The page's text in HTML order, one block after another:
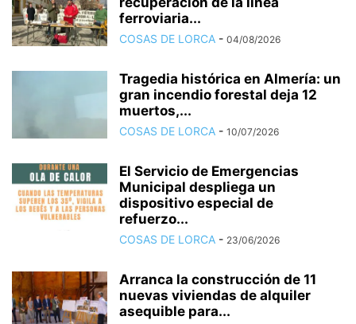
ferroviaria...
COSAS DE LORCA - 04/08/2026
Tragedia histórica en Almería: un
gran incendio forestal deja 12
muertos,...
COSAS DE LORCA - 10/07/2026
El Servicio de Emergencias
Municipal despliega un
dispositivo especial de
refuerzo...
COSAS DE LORCA - 23/06/2026
Arranca la construcción de 11
nuevas viviendas de alquiler
asequible para...